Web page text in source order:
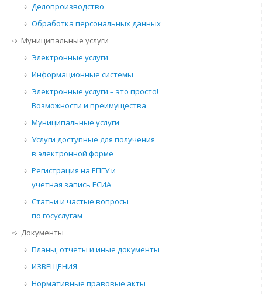
Делопроизводство
Обработка персональных данных
Муниципальные услуги
Электронные услуги
Информационные системы
Электронные услуги – это просто!
Возможности и преимущества
Муниципальные услуги
Услуги доступные для получения
в электронной форме
Регистрация на ЕПГУ и
учетная запись ЕСИА
Статьи и частые вопросы
по госуслугам
Документы
Планы, отчеты и иные документы
ИЗВЕЩЕНИЯ
Нормативные правовые акты